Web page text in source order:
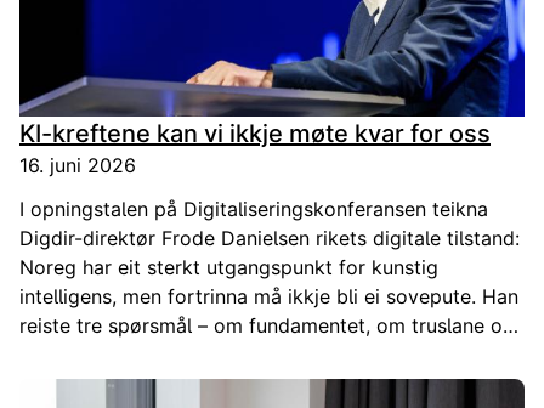
KI-kreftene kan vi ikkje møte kvar for oss
16. juni 2026
I opningstalen på Digitaliseringskonferansen teikna
Digdir-direktør Frode Danielsen rikets digitale tilstand:
Noreg har eit sterkt utgangspunkt for kunstig
intelligens, men fortrinna må ikkje bli ei sovepute. Han
reiste tre spørsmål – om fundamentet, om truslane og
minner om at tida ikkje er vår venn.